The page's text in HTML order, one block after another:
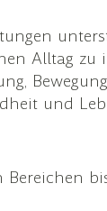
Alltag
und
Bereichen